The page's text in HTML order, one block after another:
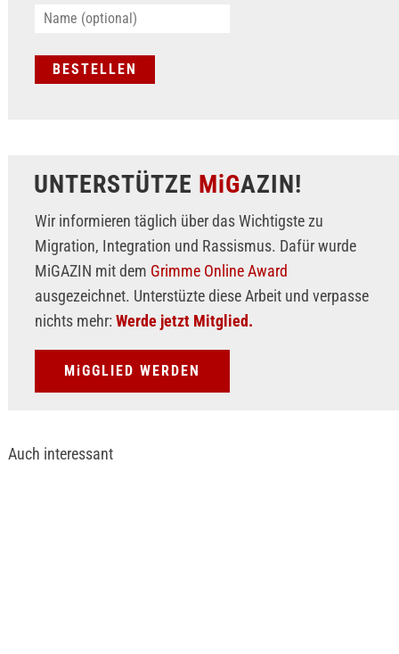
UNTERSTÜTZE MiGAZIN!
Wir informieren täglich über das Wichtigste zu
Migration, Integration und Rassismus. Dafür wurde
MiGAZIN mit dem Grimme Online Award
ausgezeichnet. Unterstüzte diese Arbeit und verpasse
nichts mehr: Werde jetzt Mitglied.
MiGGLIED WERDEN
Auch interessant